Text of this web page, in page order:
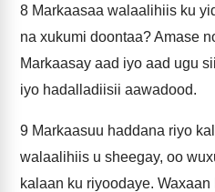
8 Markaasaa walaalihiis ku
na xukumi doontaa? Amase
Markaasay aad iyo aad ugu
iyo hadalladiisii aawadood.
9 Markaasuu haddana riyo
walaalihiis u sheegay, oo
kalaan ku riyoodaye.